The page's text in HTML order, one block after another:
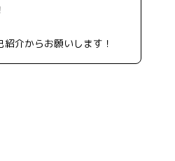
紹介からお願いします！